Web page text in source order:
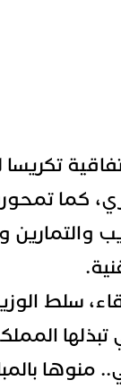
كما
والتمارين
سلط
منوها